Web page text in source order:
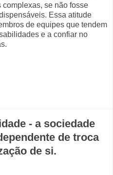
se não fosse
Essa atitude
de equipes que tendem
e a confiar no
- a sociedade
de troca
de si.